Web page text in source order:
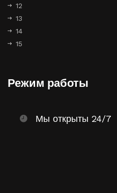
12
13
14
15
Режим работы
Мы открыты 24/7